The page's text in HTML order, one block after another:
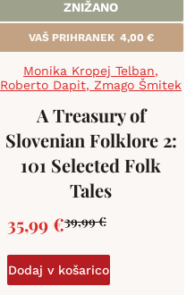
ZNIŽANO
VAŠ PRIHRANEK 4,00 €
Monika Kropej Telban,
Roberto Dapit, Zmago Šmitek
A Treasury of
Slovenian Folklore 2:
101 Selected Folk
Tales
39,99€
35,99€
Dodaj v košarico